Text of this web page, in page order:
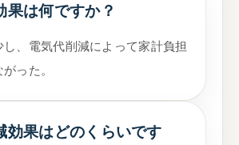
果は何ですか？
し、電気代削減によって家計負担
った。
効果はどのくらいです